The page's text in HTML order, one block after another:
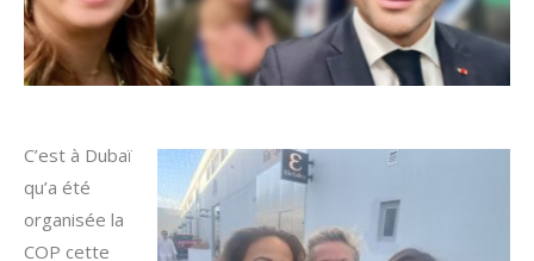
C’est à Dubaï
qu’a été
organisée la
COP cette